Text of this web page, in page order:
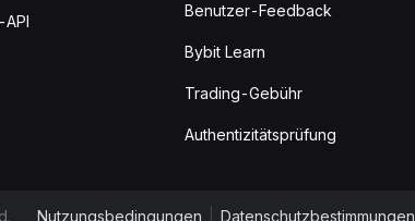
Benutzer-Feedback
Bybit Learn
Trading-Gebühr
Authentizitätsprüfung
Nutzungsbedingungen Datenschutzbestimmungen